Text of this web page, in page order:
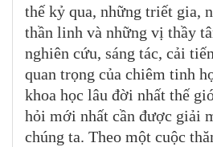
thế kỷ qua, những triết gia,
thần linh và những vị thầy
nghiên cứu, sáng tác, cải
quan trọng của chiêm tinh
khoa học lâu đời nhất thế
hỏi mới nhất cần được giải
chúng ta. Theo một cuộc